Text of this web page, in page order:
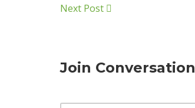
Next Post
Join Conversation